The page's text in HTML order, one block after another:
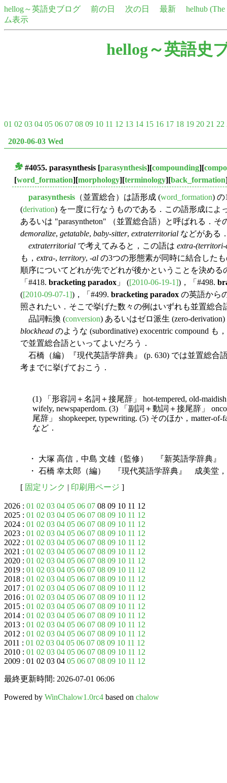
hellog～英語史ブログ 前の日 次の日 最新
helhub
ム表示
hellog～英語史
01 02 03 04 05 06 07 08 09 10 11 12 13 14 15 16 17 18 19 20 21 22
2020-06-03 Wed
#4055. parasynthesis [parasynthesis][compounding][
[word_formation][morphology][terminology][back_formation
parasynthesis （並置総合）は語形成 (word_formation) の
(derivation) を一度に行なうものである．この語形成によ
あるいは "parasyntheton" （並置総合語）と呼ばれる．そ
demoralize, getatable, baby-sitter, extraterritorial などがある
extraterritorial で考えてみると，この語は extra-(territori-
も， extra-, territory, -al の3つの形態素が同時に結合した
順序についてどれが先でどれが後かということを決め
「#418. bracketing paradox 」 ([2010-06-19-1])，「#498.
([2010-09-07-1])，「#499. bracketing paradox の英語から
照されたい．そこで挙げた数々の例はいずれも並置総合
品詞転換 (conversion) あるいはゼロ派生 (zero-
blockhead のような (subordinative) exocentric compound
で並置総合語といってよいだろう．
石橋（編）『現代英語学辞典』 (p. 630) では並置総合
考までに挙げておこう．
(1) 「形容詞＋名詞＋接尾辞」 hot-tempered, old-
wifely, newspaperdom. (3) 「副詞＋動詞＋接尾辞」
尾辞」 shopkeeper, typewriting. (5) そのほか，matter-of-
など．
・ 大塚 高信，中島 文雄（監修） 『新英語学辞典』
・ 石橋 幸太郎（編） 『現代英語学辞典』 成美堂，
[ 固定リンク | 印刷用ページ ]
2026 : 01 02 03 04 05 06 07 08 09 10 11 12
2025 : 01 02 03 04 05 06 07 08 09 10 11 12
2024 : 01 02 03 04 05 06 07 08 09 10 11 12
2023 : 01 02 03 04 05 06 07 08 09 10 11 12
2022 : 01 02 03 04 05 06 07 08 09 10 11 12
2021 : 01 02 03 04 05 06 07 08 09 10 11 12
2020 : 01 02 03 04 05 06 07 08 09 10 11 12
2019 : 01 02 03 04 05 06 07 08 09 10 11 12
2018 : 01 02 03 04 05 06 07 08 09 10 11 12
2017 : 01 02 03 04 05 06 07 08 09 10 11 12
2016 : 01 02 03 04 05 06 07 08 09 10 11 12
2015 : 01 02 03 04 05 06 07 08 09 10 11 12
2014 : 01 02 03 04 05 06 07 08 09 10 11 12
2013 : 01 02 03 04 05 06 07 08 09 10 11 12
2012 : 01 02 03 04 05 06 07 08 09 10 11 12
2011 : 01 02 03 04 05 06 07 08 09 10 11 12
2010 : 01 02 03 04 05 06 07 08 09 10 11 12
2009 : 01 02 03 04 05 06 07 08 09 10 11 12
最終更新時間: 2026-07-01 06:06
Powered by WinChalow1.0rc4 based on chalow